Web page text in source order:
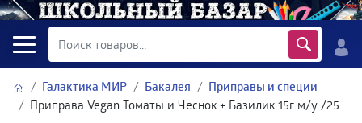
Галактика МИР Бакалея Приправы и специи
Приправа Vegan Томаты и Чеснок + Базилик 15г м/у /25